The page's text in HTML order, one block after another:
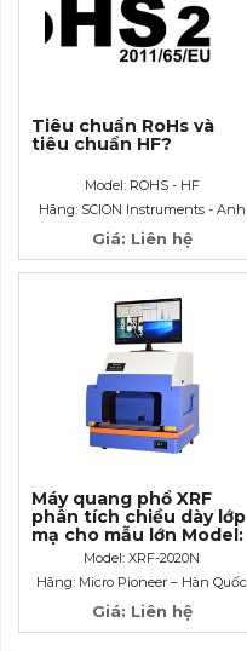
Tiêu chuẩn RoHs và
tiêu chuẩn HF?
Model: ROHS - HF
Hãng: SCION Instruments - Anh
Giá: Liên hệ
Máy quang phổ XRF
phân tích chiều dày lớp
mạ cho mẫu lớn Model:
XRF-2020N
Model: XRF-2020N
Hãng: Micro Pioneer – Hàn Quốc
Giá: Liên hệ